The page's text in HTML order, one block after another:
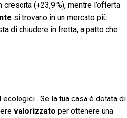
(+23,9 %), mentre l’offerta
si trovano in un mercato più
di chiudere in fretta, a patto che
. Se la tua casa è dotata di
valorizzato per ottenere una